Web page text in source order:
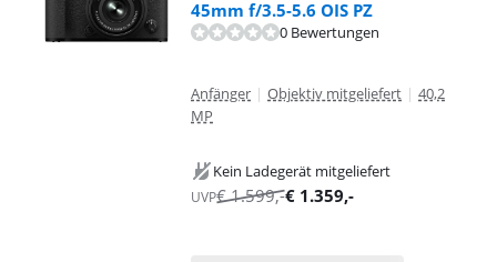
45mm f/3.5-5.6 OIS PZ
0 Bewertungen
Anfänger | Objektiv mitgeliefert | 40,2
MP
Kein Ladegerät mitgeliefert
UVP€1.599,-€ 1.359,-